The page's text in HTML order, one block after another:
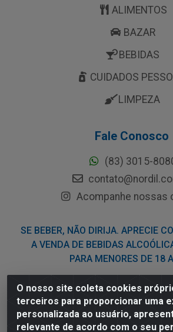
O nosso site coleta cookies
terceiros para proporcionar uma
personalizada ao usuário,
relevante de acordo com o seu
ALIMENTOS
BAZAR
BEBIDAS
CUIDADOS
LIMPEZA
Fale Conosco
(83) 3015-
Acompanhe nossas
SE BEBER, NÃO DIRIJA. APRECIE
A VENDA DE BEBIDAS
PARA MENORES DE 18
Nordil Distribuidora - Avenida
Sesi - Bayeux/PB - CEP 58.111-
03.775.813/0001-41